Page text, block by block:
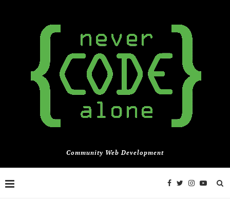
Community Web Development